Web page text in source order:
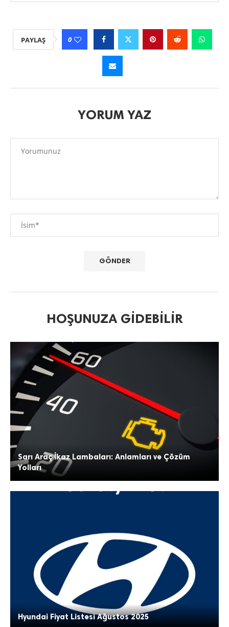
PAYLAŞ 0
YORUM YAZ
HOŞUNUZA GIDEBILIR
Sarı Araç İkaz Lambaları: Anlamları ve Çözüm
Yolları
Hyundai Fiyat Listesi Ağustos 2025